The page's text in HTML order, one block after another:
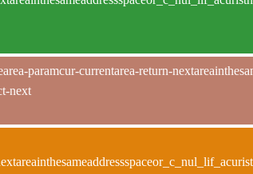
paramcur-currentarea-return-
next